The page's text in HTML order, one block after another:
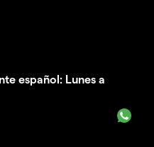
español: Lunes a